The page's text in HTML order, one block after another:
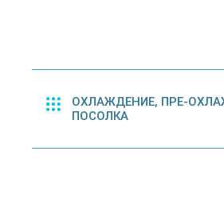
ОХЛАЖДЕНИЕ, ПРЕ-
ПОСОЛКА